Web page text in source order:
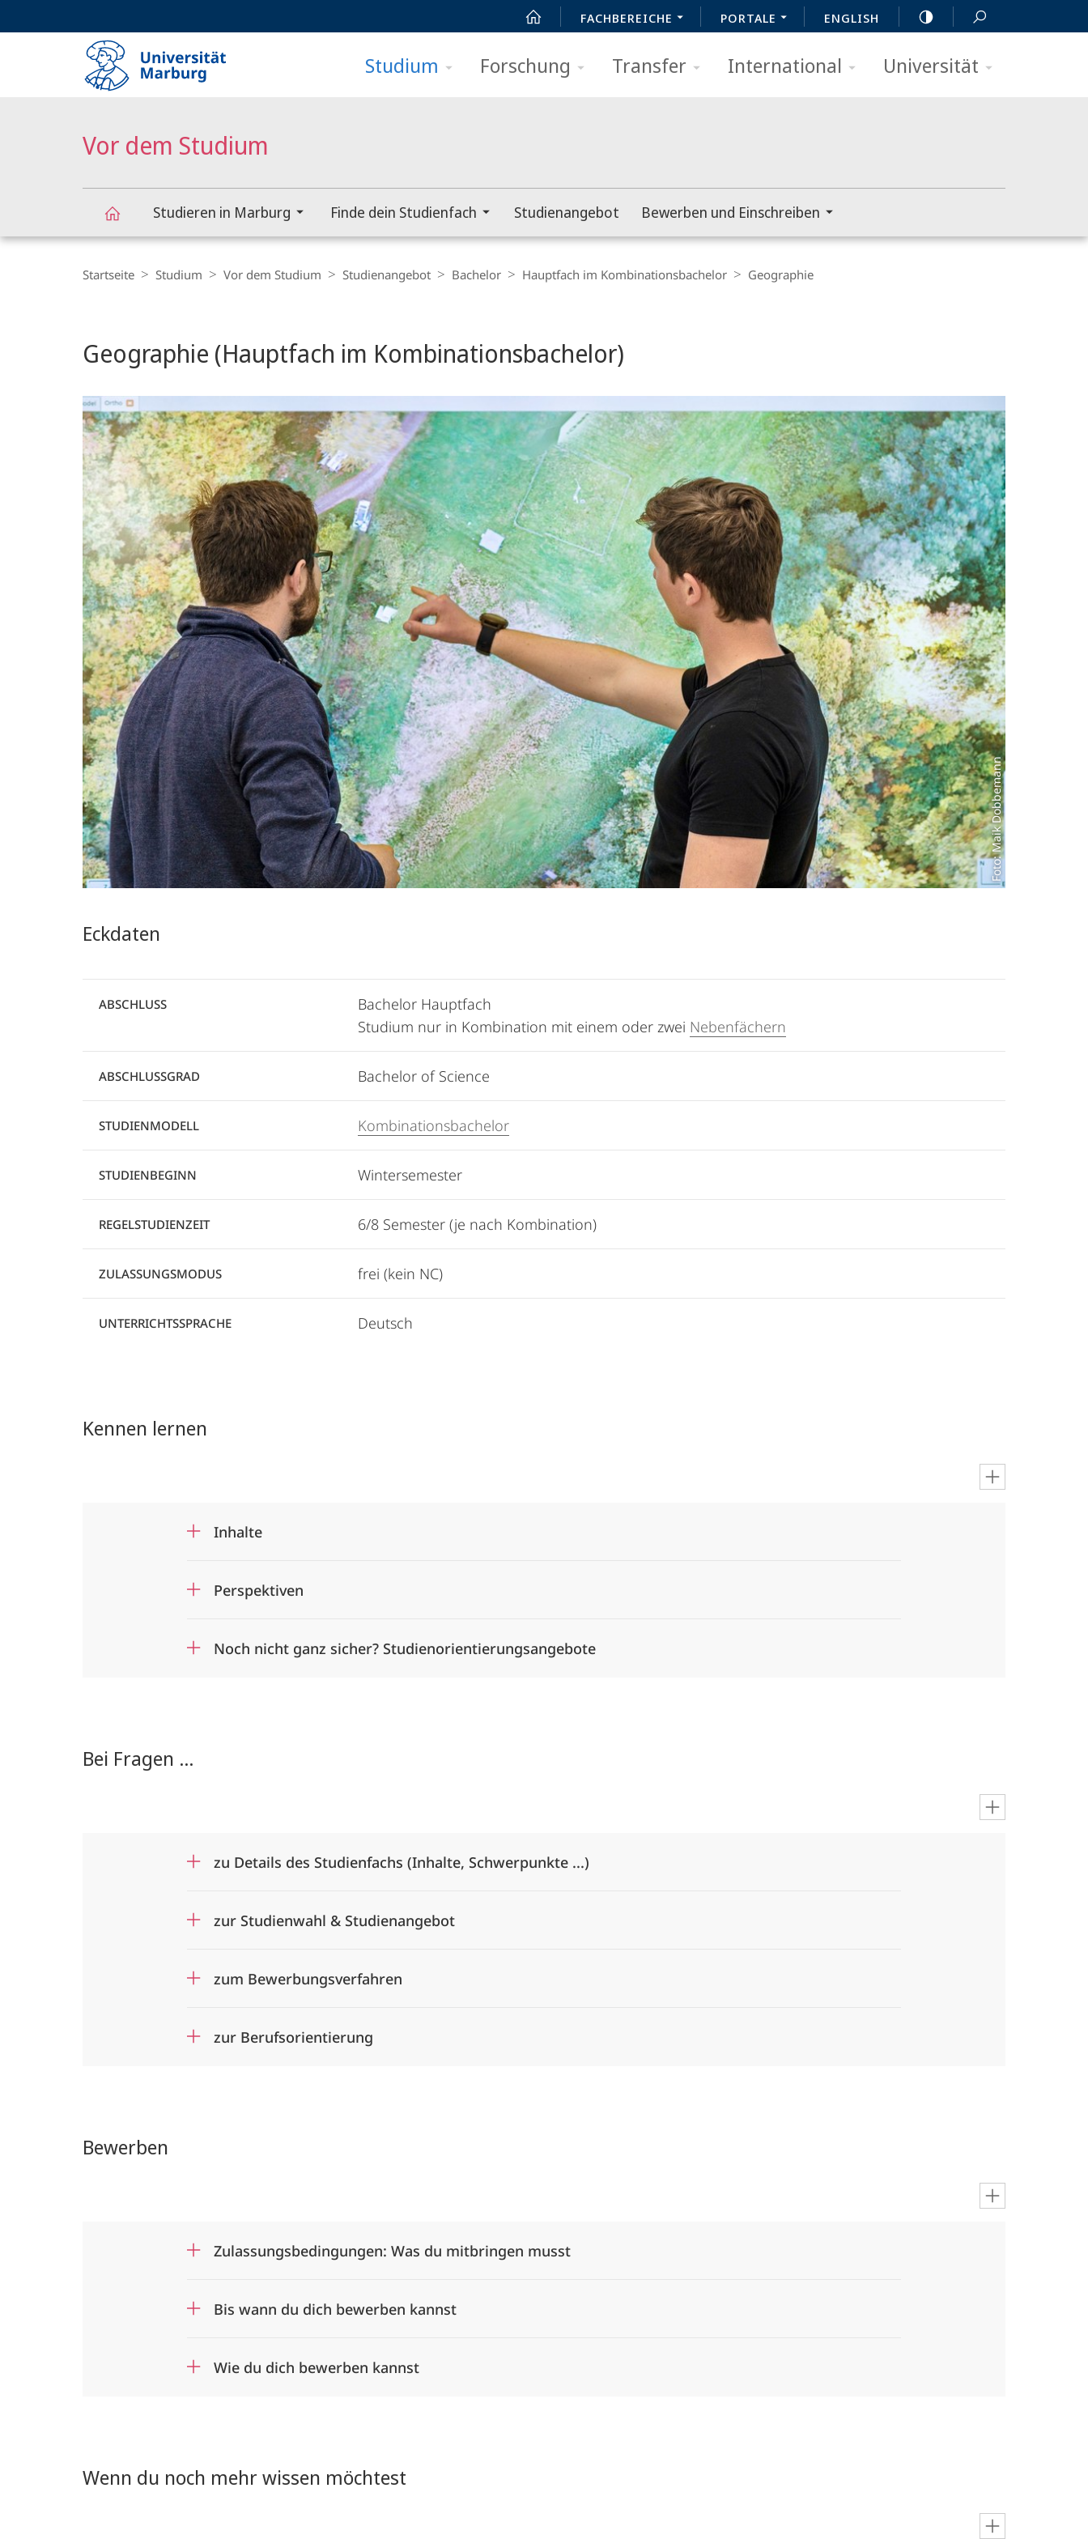
FACHBEREICHE PORTALE ENGLISH
Studium Forschung Transfer International Universität
Vor dem Studium
Studieren in Marburg Finde dein Studienfach Studienangebot Bewerben und Einschreiben
Navigation
Startseite Studium Vor dem Studium Studienangebot Bachelor Hauptfach im Kombinationsbachelor Geographie
Geographie (Hauptfach im Kombinationsbachelor)
Foto: Maik Dobbemann
Eckdaten
ABSCHLUSS
Bachelor Hauptfach
Studium nur in Kombination mit einem oder zwei Nebenfächern
ABSCHLUSSGRAD Bachelor of Science
STUDIENMODELL Kombinationsbachelor
STUDIENBEGINN Wintersemester
REGELSTUDIENZEIT 6/8 Semester (je nach Kombination)
ZULASSUNGSMODUS frei (kein NC)
UNTERRICHTSSPRACHE Deutsch
Kennen lernen
Inhalte
Perspektiven
Noch nicht ganz sicher? Studienorientierungsangebote
Bei Fragen ...
zu Details des Studienfachs (Inhalte, Schwerpunkte ...)
zur Studienwahl & Studienangebot
zum Bewerbungsverfahren
zur Berufsorientierung
Bewerben
Zulassungsbedingungen: Was du mitbringen musst
Bis wann du dich bewerben kannst
Wie du dich bewerben kannst
Wenn du noch mehr wissen möchtest